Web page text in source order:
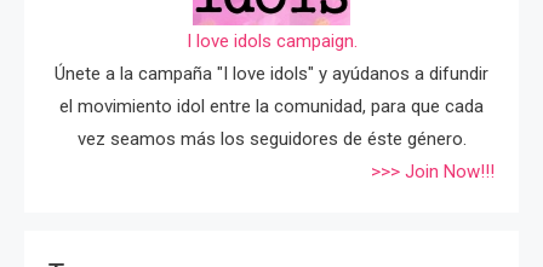
I love idols campaign.
Únete a la campaña "I love idols" y ayúdanos a difundir
el movimiento idol entre la comunidad, para que cada
vez seamos más los seguidores de éste género.
>>> Join Now!!!